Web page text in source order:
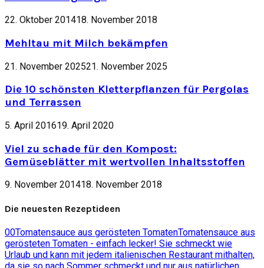
22. Oktober 201418. November 2018
Mehltau mit Milch bekämpfen
21. November 202521. November 2025
Die 10 schönsten Kletterpflanzen für Pergolas
und Terrassen
5. April 201619. April 2020
Viel zu schade für den Kompost:
Gemüseblätter mit wertvollen Inhaltsstoffen
9. November 201418. November 2018
Die neuesten Rezeptideen
00Tomatensauce aus gerösteten TomatenTomatensauce aus
gerösteten Tomaten - einfach lecker! Sie schmeckt wie
Urlaub und kann mit jedem italienischen Restaurant mithalten,